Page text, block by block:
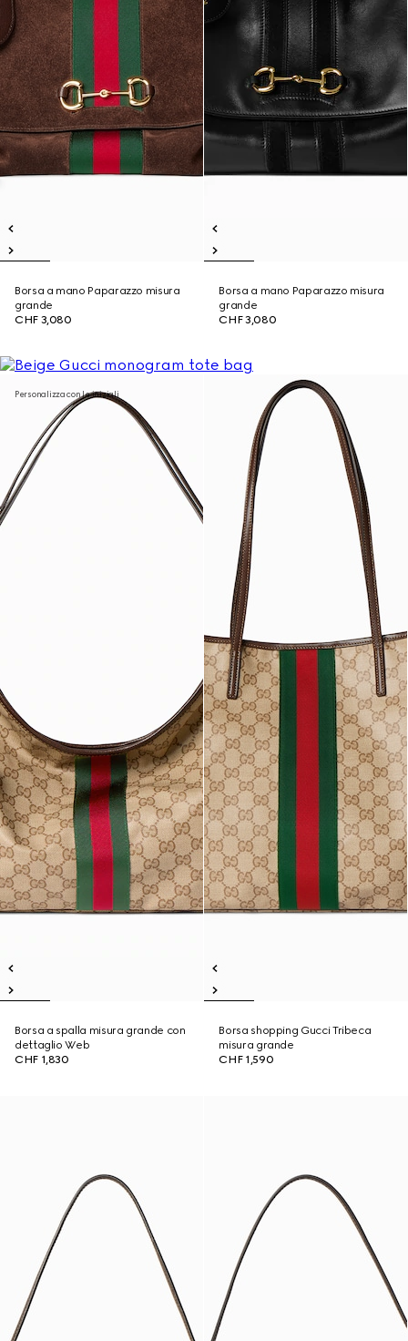
Borsa a mano Paparazzo misura
grande
CHF 3,080
Borsa a mano Paparazzo misura
grande
CHF 3,080
Personalizza con le iniziali
Borsa a spalla misura grande con
dettaglio Web
CHF 1,830
Borsa shopping Gucci Tribeca
misura grande
CHF 1,590